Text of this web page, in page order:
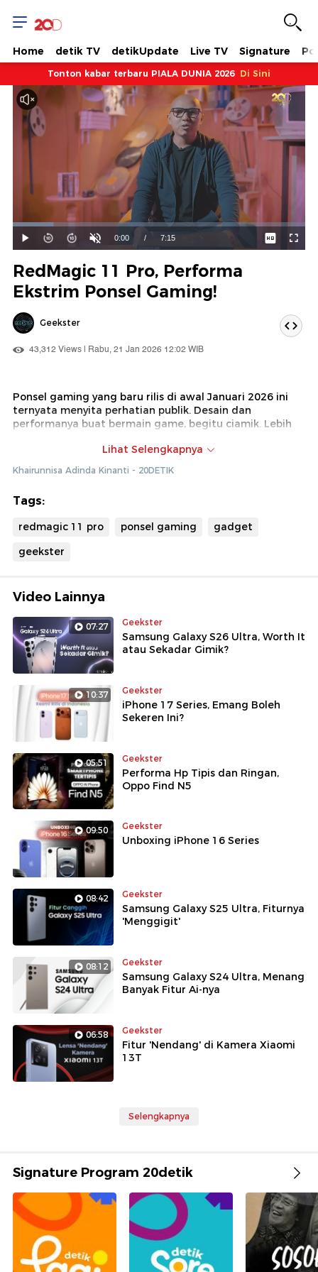
Home detik TV detikUpdate Live TV Signature
Tonton kabar terbaru PIALA DUNIA 2026 Di Sini
Mainkan
Suara
Hidup
Waktu
0:00 / Durasi
7:15
Dimuat:
13.96%
RedMagic 11 Pro, Performa
Ekstrim Ponsel Gaming!
Geekster
43,312 Views | Rabu, 21 Jan 2026 12:02 WIB
Ponsel gaming yang baru rilis di awal Januari 2026 ini
ternyata menyita perhatian publik. Desain dan
performanya buat bermain game, begitu ciamik. Lebih
Penasaran seperti apa? Saksikan di Geekster kali ini.
Lihat Selengkapnya
Khairunnisa Adinda Kinanti - 20DETIK
Tags:
redmagic 11 pro ponsel gaming
gadget
geekster
Video Lainnya
07:27 Geekster
Samsung Galaxy S26 Ultra, Worth It
atau Sekadar Gimik?
10:37 Geekster
iPhone 17 Series, Emang Boleh
Sekeren Ini?
05:51 Geekster
Performa Hp Tipis dan Ringan,
Oppo Find N5
09:50 Geekster
Unboxing iPhone 16 Series
08:42 Geekster
Samsung Galaxy S25 Ultra, Fiturnya
'Menggigit'
08:12 Geekster
Samsung Galaxy S24 Ultra, Menang
Banyak Fitur Ai-nya
06:58 Geekster
Fitur 'Nendang' di Kamera Xiaomi
13T
Selengkapnya
Signature Program 20detik